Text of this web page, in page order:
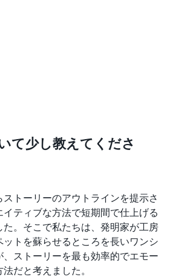
て少し教えてくださ
ストーリーのアウトラインを提示さ
ティブな方法で短期間で仕上げる
た。そこで私たちは、発明家が工房
トを蘇らせるところを長いワンシ
、ストーリーを最も効率的でエモー
だと考えました。